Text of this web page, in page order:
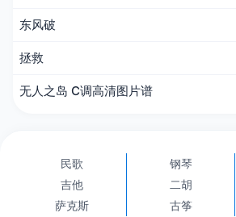
东风破
拯救
无人之岛 C调高清图片谱
民歌 钢琴
吉他
二胡
萨克斯
古筝